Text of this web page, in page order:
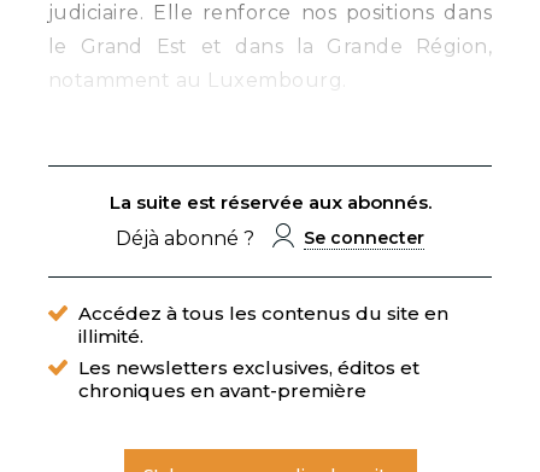
judiciaire. Elle renforce nos positions dans
le Grand Est et dans la Grande Région,
notamment au Luxembourg.
La suite est réservée aux abonnés.
Déjà abonné ?
Se connecter
Accédez à tous les contenus du site en
illimité.
Les newsletters exclusives, éditos et
chroniques en avant-première